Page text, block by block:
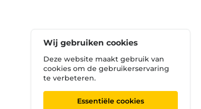
Wij gebruiken cookies
Deze website maakt gebruik van
cookies om de gebruikerservaring
te verbeteren.
Essentiële cookies